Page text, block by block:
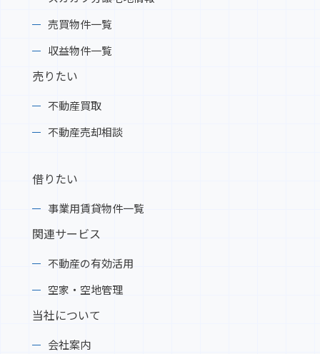
売買物件一覧
収益物件一覧
売りたい
不動産買取
不動産売却相談
借りたい
事業用賃貸物件一覧
関連サービス
不動産の有効活用
空家・空地管理
当社について
会社案内